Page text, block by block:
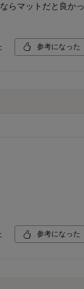
らマットだと良かっ
参考になった
参考になった